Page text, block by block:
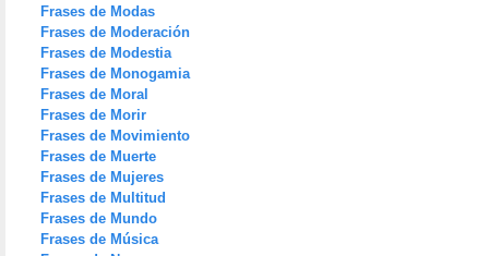
Frases de Modas
Frases de Moderación
Frases de Modestia
Frases de Monogamia
Frases de Moral
Frases de Morir
Frases de Movimiento
Frases de Muerte
Frases de Mujeres
Frases de Multitud
Frases de Mundo
Frases de Música